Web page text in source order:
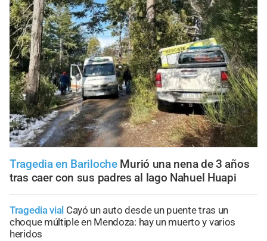
Tragedia en Bariloche Murió una nena de 3 años
tras caer con sus padres al lago Nahuel Huapi
Tragedia vial Cayó un auto desde un puente tras un
choque múltiple en Mendoza: hay un muerto y varios
heridos